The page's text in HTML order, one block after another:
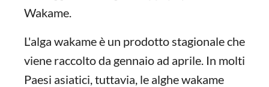
Wakame.
L'alga wakame è un prodotto stagionale che
viene raccolto da gennaio ad aprile. In molti
Paesi asiatici, tuttavia, le alghe wakame